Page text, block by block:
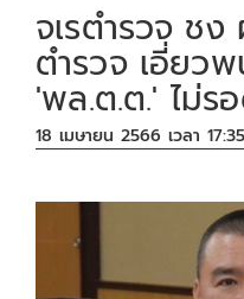
จเรตำรวจ ช
ตำรวจ เอี่ยว
'พล.ต.ต.' ไม่ร
18 เมษายน 2566 เวลา